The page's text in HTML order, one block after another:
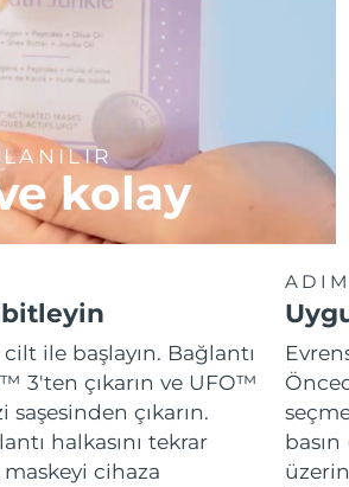
kolay
ile başlayın. Bağlantı
3'ten çıkarın ve UFO™
çıkarın.
halkasını tekrar
cihaza